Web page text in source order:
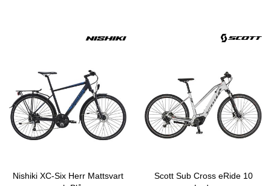
Nishiki XC-Six Herr Mattsvart
Scott Sub Cross eRide 10